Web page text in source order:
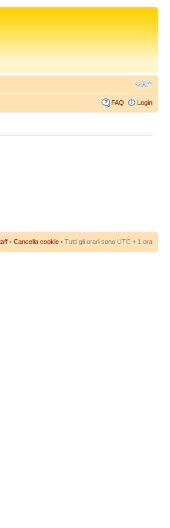
FAQ Login
• Cancella cookie • Tutti gli orari sono UTC + 1 ora